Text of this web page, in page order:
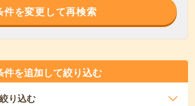
件を変更して再検索
件を追加して絞り込む
り込む